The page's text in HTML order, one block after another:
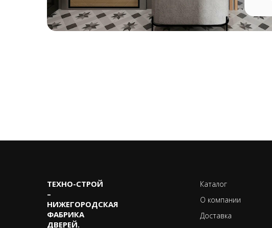
ТЕХНО-CТРОЙ
–
НИЖЕГОРОДСКАЯ
ФАБРИКА
ДВЕРЕЙ.
Каталог
О компании
Доставка